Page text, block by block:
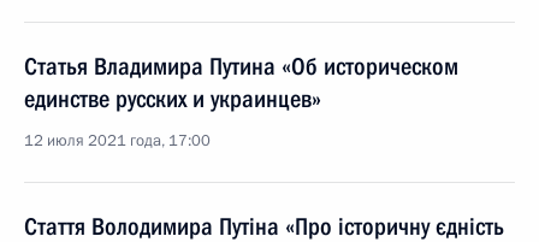
Статья Владимира Путина «Об историческом
единстве русских и украинцев»
12 июля 2021 года, 17:00
Стаття Володимира Путіна «Про історичну єдність